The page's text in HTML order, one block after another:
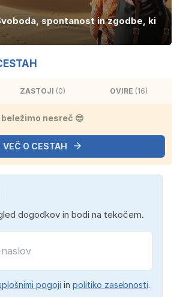
spontanost in zgodbe, ki
ZASTOJI (0) OVIRE (16)
nesreč 😎
VEČ O CESTAH
dogodkov in bodi na tekočem.
pogoji in politiko zasebnosti.